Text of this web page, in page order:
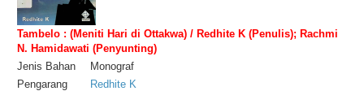
Tambelo : (Meniti Hari di Ottakwa) / Redhite K (Penulis); Rachmi
N. Hamidawati (Penyunting)
Jenis Bahan
Monograf
Pengarang
Redhite K